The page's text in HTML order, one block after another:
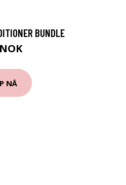
BUNDLE
NÅ